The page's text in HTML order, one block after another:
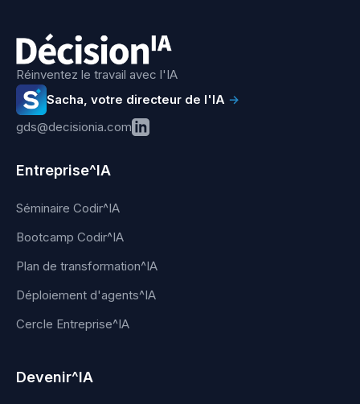
Réinventez le travail avec l'IA
Sacha, votre directeur de l'IA →
gds@decisionia.com
Entreprise^IA
Séminaire Codir^IA
Bootcamp Codir^IA
Plan de transformation^IA
Déploiement d'agents^IA
Cercle Entreprise^IA
Devenir^IA